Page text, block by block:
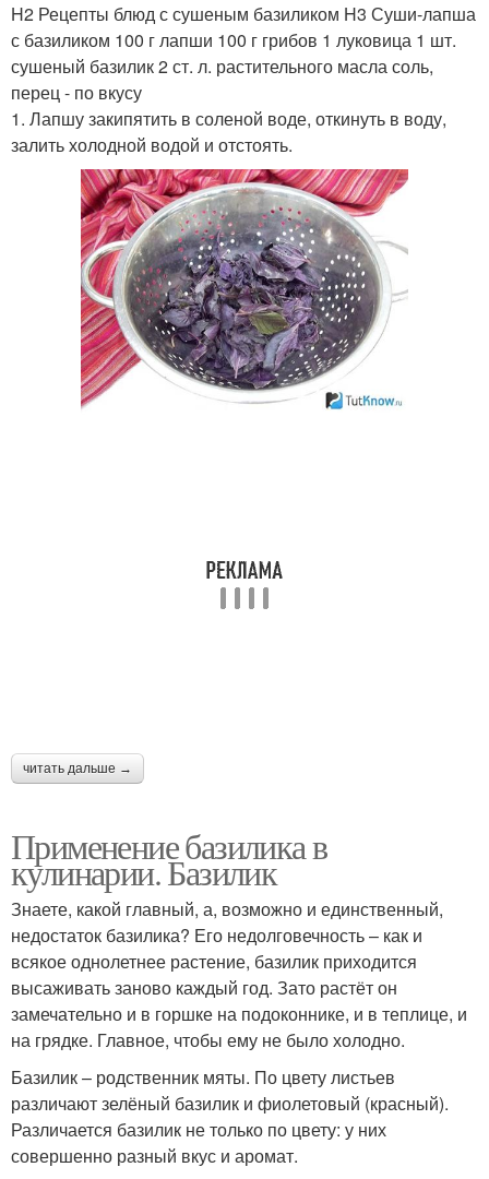
H2 Рецепты блюд с сушеным базиликом H3 Суши-лапша
с базиликом 100 г лапши 100 г грибов 1 луковица 1 шт.
сушеный базилик 2 ст. л. растительного масла соль,
перец - по вкусу
1. Лапшу закипятить в соленой воде, откинуть в воду,
залить холодной водой и отстоять.
читать дальше →
Применение базилика в
кулинарии. Базилик
Знаете, какой главный, а, возможно и единственный,
недостаток базилика? Его недолговечность – как и
всякое однолетнее растение, базилик приходится
высаживать заново каждый год. Зато растёт он
замечательно и в горшке на подоконнике, и в теплице, и
на грядке. Главное, чтобы ему не было холодно.
Базилик – родственник мяты. По цвету листьев
различают зелёный базилик и фиолетовый (красный).
Различается базилик не только по цвету: у них
совершенно разный вкус и аромат.